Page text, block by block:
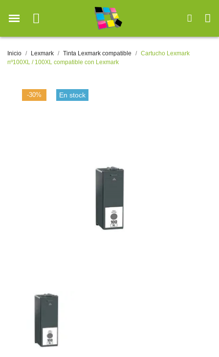
Inicio Lexmark Tinta Lexmark compatible
Cartucho Lexmark
nº100XL / 100XL compatible con Lexmark
-30% En stock